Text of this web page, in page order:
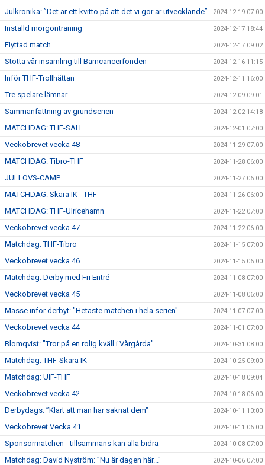
Julkrönika: ”Det är ett kvitto på att det vi gör är utvecklande” 2024-12-19 07:00
Inställd morgonträning 2024-12-17 18:44
Flyttad match 2024-12-17 09:02
Stötta vår insamling till Barncancerfonden 2024-12-16 11:15
Inför THF-Trollhättan 2024-12-11 16:00
Tre spelare lämnar 2024-12-09 09:01
Sammanfattning av grundserien 2024-12-02 14:18
MATCHDAG: THF-SAH 2024-12-01 07:00
Veckobrevet vecka 48 2024-11-29 07:00
MATCHDAG: Tibro-THF 2024-11-28 06:00
JULLOVS-CAMP 2024-11-27 06:00
MATCHDAG: Skara IK - THF 2024-11-26 06:00
MATCHDAG: THF-Ulricehamn 2024-11-22 07:00
Veckobrevet vecka 47 2024-11-22 06:00
Matchdag: THF-Tibro 2024-11-15 07:00
Veckobrevet vecka 46 2024-11-15 06:00
Matchdag: Derby med Fri Entré 2024-11-08 07:00
Veckobrevet vecka 45 2024-11-08 06:00
Masse inför derbyt: "Hetaste matchen i hela serien" 2024-11-07 07:00
Veckobrevet vecka 44 2024-11-01 07:00
Blomqvist: "Tror på en rolig kväll i Vårgårda" 2024-10-31 08:00
Matchdag: THF-Skara IK 2024-10-25 09:00
Matchdag: UIF-THF 2024-10-18 09:04
Veckobrevet vecka 42 2024-10-18 06:00
Derbydags: ”Klart att man har saknat dem" 2024-10-11 10:00
Veckobrevet Vecka 41 2024-10-11 06:00
Sponsormatchen - tillsammans kan alla bidra 2024-10-08 07:00
Matchdag: David Nyström: ”Nu är dagen här..." 2024-10-06 07:00